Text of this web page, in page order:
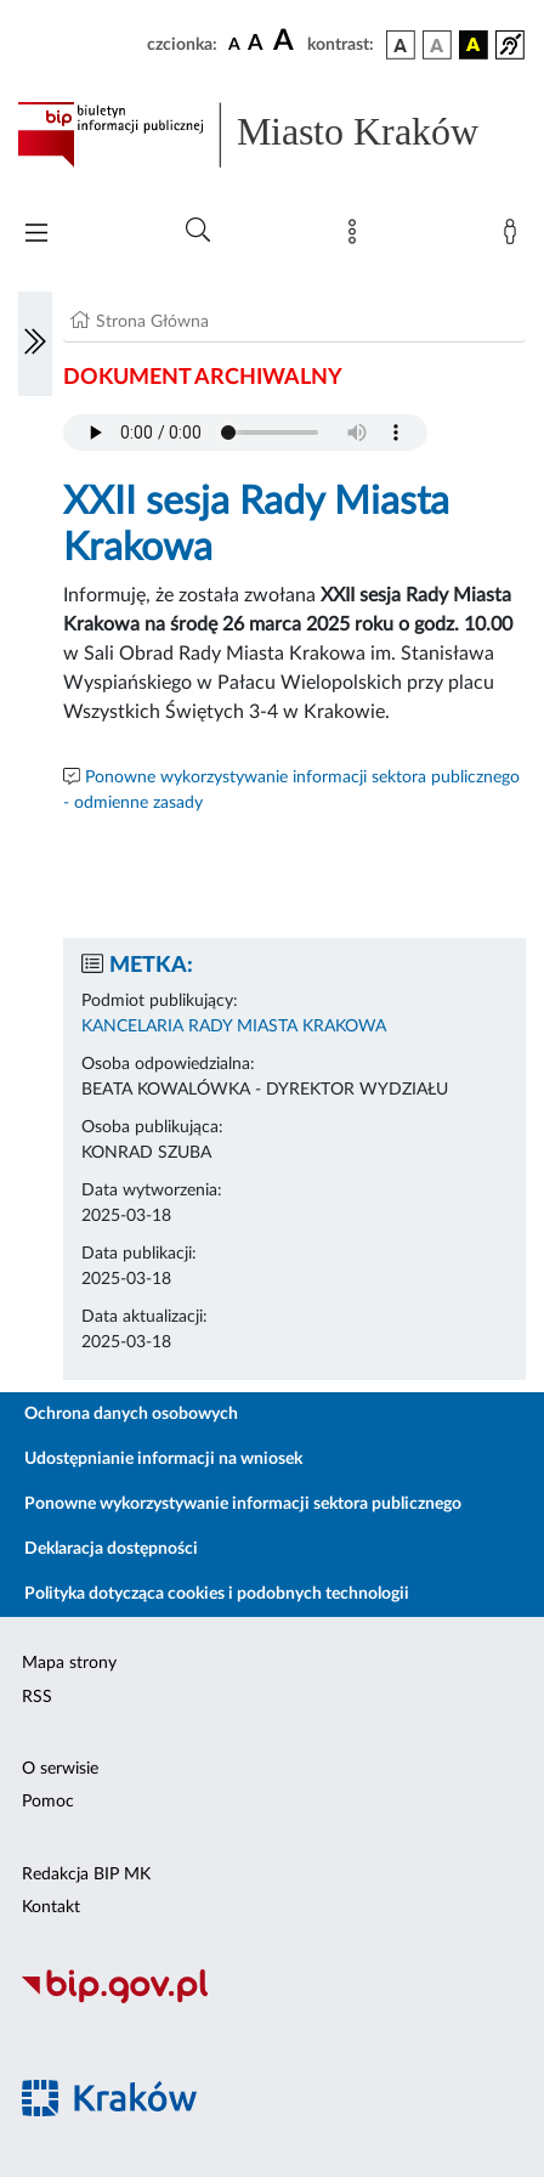
czcionka: A A A kontrast:
Miasto Kraków
Strona Główna
DOKUMENT ARCHIWALNY
XXII sesja Rady Miasta
Krakowa
Informuję, że została zwołanaXXII sesja Rady Miasta
Krakowa na środę 26 marca 2025 roku o godz. 10.00
w Sali Obrad Rady Miasta Krakowa im. Stanisława
Wyspiańskiego w Pałacu Wielopolskich przy placu
Wszystkich Świętych 3-4 w Krakowie.
Ponowne wykorzystywanie informacji sektora publicznego
- odmienne zasady
METKA:
Podmiot publikujący:
KANCELARIA RADY MIASTA KRAKOWA
Osoba odpowiedzialna:
BEATA KOWALÓWKA - DYREKTOR WYDZIAŁU
Osoba publikująca:
KONRAD SZUBA
Data wytworzenia:
2025-03-18
Data publikacji:
2025-03-18
Data aktualizacji:
2025-03-18
Ochrona danych osobowych
Udostępnianie informacji na wniosek
Ponowne wykorzystywanie informacji sektora publicznego
Deklaracja dostępności
Polityka dotycząca cookies i podobnych technologii
Mapa strony
RSS
O serwisie
Pomoc
Redakcja BIP MK
Kontakt